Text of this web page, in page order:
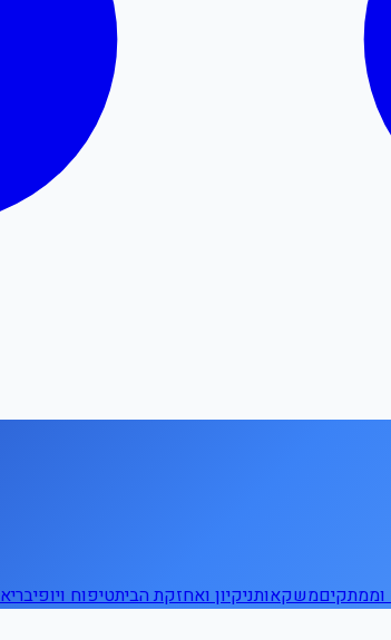
וממתקיםמשקאותניקיון ואחזקת הביתטיפוח ויופי